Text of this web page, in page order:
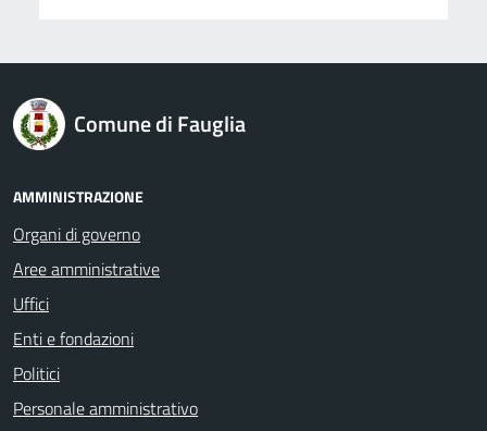
logo Unione Europea
Comune di Fauglia
AMMINISTRAZIONE
Organi di governo
Aree amministrative
Uffici
Enti e fondazioni
Politici
Personale amministrativo